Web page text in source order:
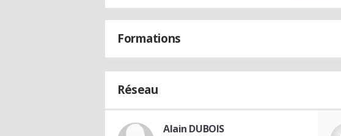
Formations
Réseau
Alain DUBOIS